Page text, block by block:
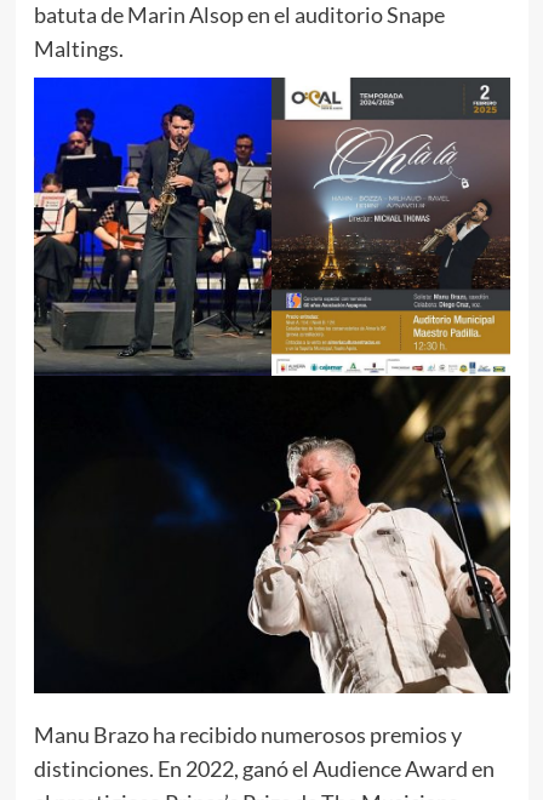
batuta de Marin Alsop en el auditorio Snape
Maltings.
Manu Brazo ha recibido numerosos premios y
distinciones. En 2022, ganó el Audience Award en